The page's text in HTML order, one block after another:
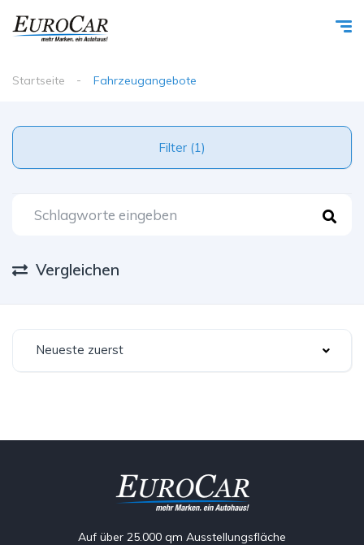
Startseite Fahrzeugangebote
Filter (1)
Vergleichen
Neueste zuerst
Auf über 25.000 qm Ausstellungsfläche